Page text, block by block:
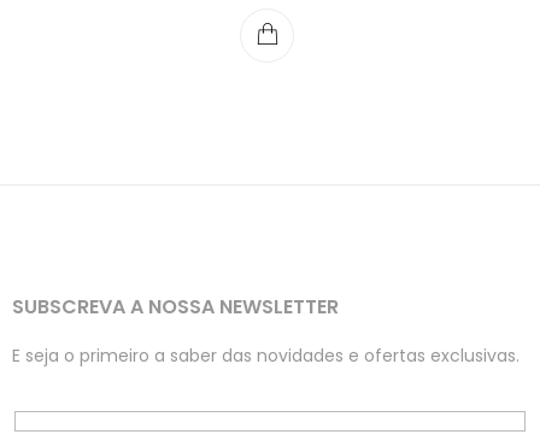
SUBSCREVA A NOSSA NEWSLETTER
E seja o primeiro a saber das novidades e ofertas exclusivas.